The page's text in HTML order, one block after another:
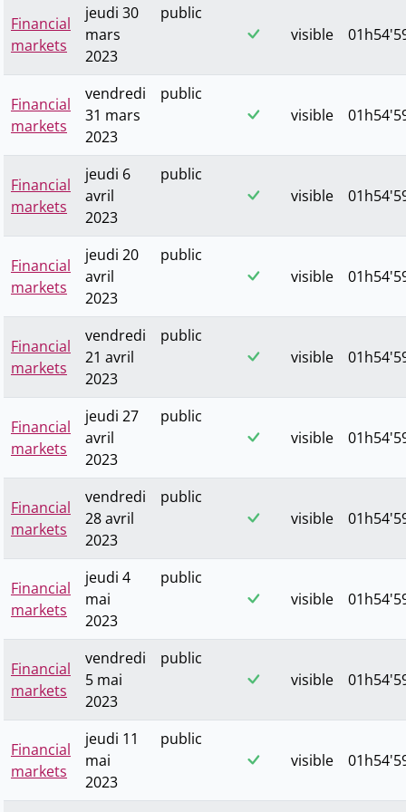
Financial
markets
jeudi 30
mars
2023
public
visible
Financial
markets
vendredi
31 mars
2023
public
visible
Financial
markets
jeudi 6
avril
2023
public
visible
Financial
markets
jeudi 20
avril
2023
public
visible
Financial
markets
vendredi
21 avril
2023
public
visible
Financial
markets
jeudi 27
avril
2023
public
visible
Financial
markets
vendredi
28 avril
2023
public
visible
Financial
markets
jeudi 4
mai
2023
public
visible
Financial
markets
vendredi
5 mai
2023
public
visible
Financial
markets
jeudi 11
mai
2023
public
visible